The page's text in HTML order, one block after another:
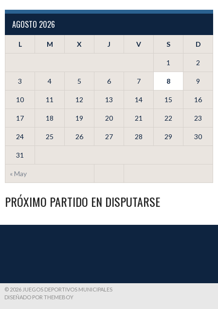
AGOSTO 2026
L M X J V S D
« May
1 2
3 4 5 6 7 8 9
10 11 12 13 14 15 16
17 18 19 20 21 22 23
24 25 26 27 28 29 30
31
PRÓXIMO PARTIDO EN DISPUTARSE
© 2026 JUEGOS DEPORTIVOS MUNICIPALES
DISEÑADO POR THEMEBOY